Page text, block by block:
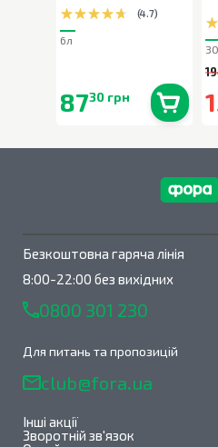
(4.7)
6л
8730 грн
Безкоштовна гаряча лінія
8:00-22:00 без вихідних
0800 301 230
Для питань та пропозицій
club@fora.ua
Інші акції
Зворотній зв'язок